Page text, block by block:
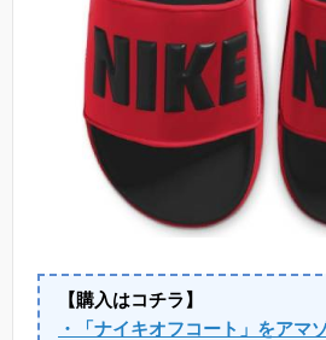
【購入はコチラ】
・「ナイキオフコート」をアマ